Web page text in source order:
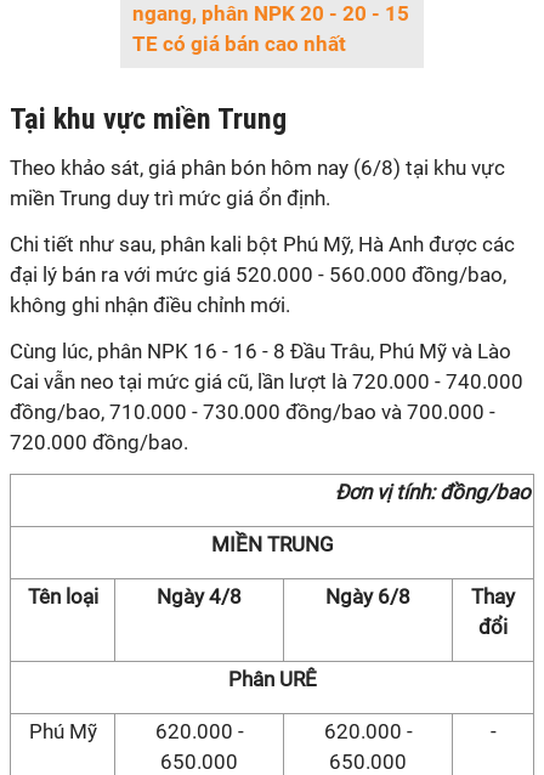
ngang, phân NPK 20 - 20 - 15
TE có giá bán cao nhất
Tại khu vực miền Trung
Theo khảo sát, giá phân bón hôm nay (6/8) tại khu vực
miền Trung duy trì mức giá ổn định.
Chi tiết như sau, phân kali bột Phú Mỹ, Hà Anh được các
đại lý bán ra với mức giá 520.000 - 560.000 đồng/bao,
không ghi nhận điều chỉnh mới.
Cùng lúc, phân NPK 16 - 16 - 8 Đầu Trâu, Phú Mỹ và Lào
Cai vẫn neo tại mức giá cũ, lần lượt là 720.000 - 740.000
đồng/bao, 710.000 - 730.000 đồng/bao và 700.000 -
720.000 đồng/bao.
Đơn vị tính: đồng/bao
MIỀN TRUNG
Tên loại Ngày 4/8 Ngày 6/8
Thay
đổi
Phân URÊ
Phú Mỹ
620.000 -
650.000
620.000 -
650.000
-